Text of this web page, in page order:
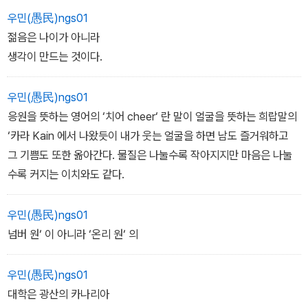
이 시대 젊은이들의 지성에 대한 갈증을 해소해 주고, 그들의 젊음을
한 단계 업그레이드시키는 창조적 사고의 화두인 9개의 'up 코드'를
존의 사고 체계에서 벗어나 '의심하기, 삐딱하게 보기, 새롭게 보기,
뒤집어 보기, 다르게 보기'를 실천할 것을 권유한다.
우민(愚民)ngs01
젊음은 나이가 아니라
생각이 만드는 것이다.
우민(愚民)ngs01
응원을 뜻하는 영어의 ‘치어 cheer‘ 란 말이 얼굴을 뜻하는 희랍말의
‘카라 Kain 에서 나왔듯이 내가 웃는 얼굴을 하면 남도 즐거워하고
그 기쁨도 또한 옮아간다. 물질은 나눌수록 작아지지만 마음은 나눌
수록 커지는 이치와도 같다.
우민(愚民)ngs01
넘버 원‘ 이 아니라 ‘온리 원‘ 의
우민(愚民)ngs01
대학은 광산의 카나리아